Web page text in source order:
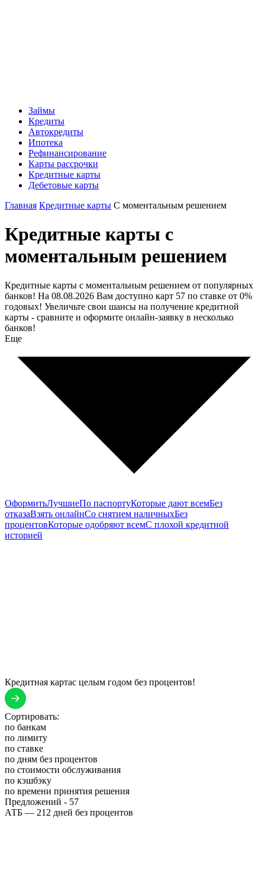
Займы
Кредиты
Автокредиты
Ипотека
Рефинансирование
Карты рассрочки
Кредитные карты
Дебетовые карты
Главная Кредитные карты С моментальным решением
Кредитные карты с
моментальным решением
Кредитные карты с моментальным решением от популярных
банков! На 08.08.2026 Вам доступно карт 57 по ставке от 0%
годовых! Увеличьте свои шансы на получение кредитной
карты - сравните и оформите онлайн-заявку в несколько
банков!
Еще
ОформитьЛучшиеПо паспортуКоторые дают всемБез
отказаВзять онлайнСо снятием наличныхБез
процентовКоторые одобряют всемС плохой кредитной
историей
Кредитная картас целым годом без процентов!
Сортировать:
по банкам
по лимиту
по ставке
по дням без процентов
по стоимости обслуживания
по кэшбэку
по времени принятия решения
Предложений - 57
АТБ — 212 дней без процентов